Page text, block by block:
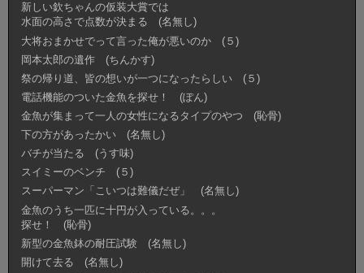
新しい欽ちゃんの仮装大賞では
水面の高さで点数が決まる (名無し)
大将おまかせでって言った俺が悪いのか (５)
岡本太郎の遺作 (ちんかす)
祭の帰り道、皆の想いが一つになったらしい (５)
電話機能のついた金魚を探せ！ (ぽん)
金魚が集まって一人の女性になるタイプのやつ (恥骨)
下の方があったかい (名無し)
バチが当たる (うす味)
スイミーのベンチ (５)
スーパーマン「こいつは難儀だぜ」 (名無し)
金魚のうち一匹に十円が入っている。。。
探せ！ (恥骨)
新型の金魚鉢の耐圧試験 (名無し)
開けて去る (名無し)